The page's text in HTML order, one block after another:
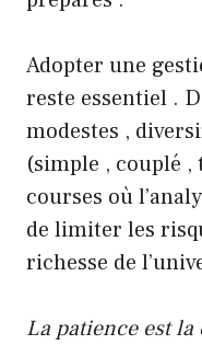
Adopter une
reste essentiel .
modestes ,
(simple , couplé
courses où
de limiter les
richesse de
La patience est